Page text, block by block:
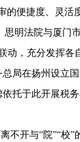
的便捷度、灵
明法院与厦门
动，充分发挥
局在扬州设立
托于此开展税
开与“院”“校”